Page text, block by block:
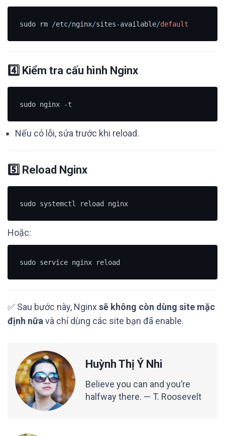
sudo rm /etc/nginx/sites-available/default
4️⃣ Kiểm tra cấu hình Nginx
sudo nginx -
Nếu có lỗi, sửa trước khi reload.
5️⃣ Reload Nginx
sudo systemctl reload nginx
Hoặc:
sudo service nginx reload
✅ Sau bước này, Nginxsẽ không còn dùng site mặc
định nữa và chỉ dùng các site bạn đã enable.
Huỳnh Thị Ý Nhi
Believe you can and you’re
halfway there. — T. Roosevelt